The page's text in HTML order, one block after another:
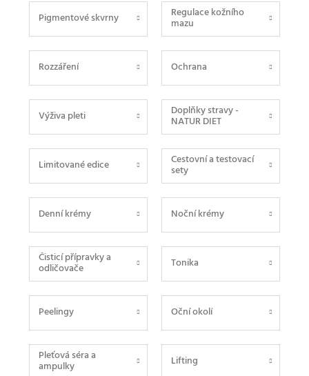
Pigmentové skvrny Regulace kožního
mazu
Rozzáření Ochrana
Výživa pleti Doplňky stravy -
NATUR DIET
Limitované edice Cestovní a testovací
sety
Denní krémy Noční krémy
Čisticí přípravky a
odličovače Tonika
Peelingy Oční okolí
Pleťová séra a
ampulky Lifting